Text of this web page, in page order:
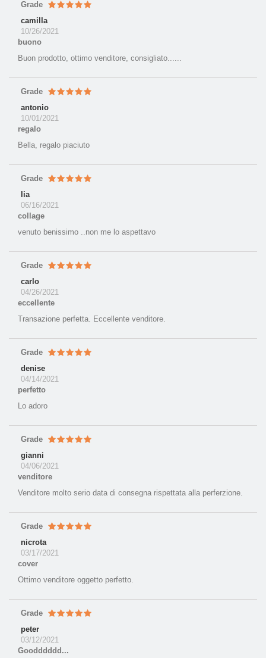
Grade
camilla
10/26/2021
buono
Buon prodotto, ottimo venditore, consigliato......
Grade
antonio
10/01/2021
regalo
Bella, regalo piaciuto
Grade
lia
06/16/2021
collage
venuto benissimo ..non me lo aspettavo
Grade
carlo
04/26/2021
eccellente
Transazione perfetta. Eccellente venditore.
Grade
denise
04/14/2021
perfetto
Lo adoro
Grade
gianni
04/06/2021
venditore
Venditore molto serio data di consegna rispettata alla perferzione.
Grade
nicrota
03/17/2021
cover
Ottimo venditore oggetto perfetto.
Grade
peter
03/12/2021
Goodddddd...